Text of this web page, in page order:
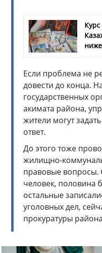
Если проблема не
довести до конца.
государственных
акимата района,
жители могут
ответ.
До этого тоже
жилищно-
правовые вопросы.
человек, половина
остальные
уголовных дел,
прокуратуры